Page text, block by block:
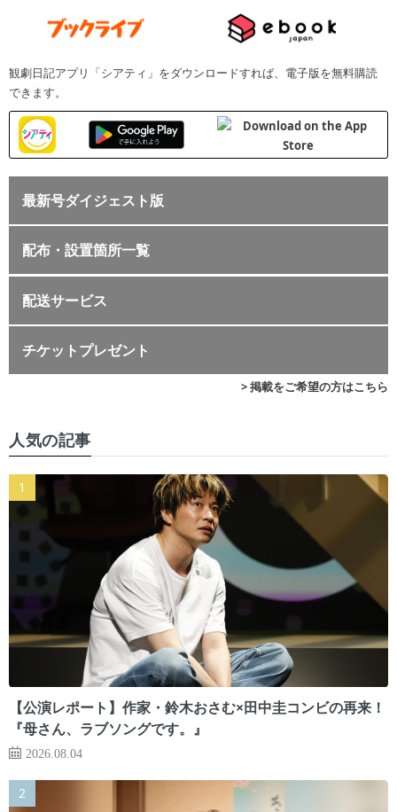
観劇日記アプリ「シアティ」をダウンロードすれば、電子版を無料購読
できます。
最新号ダイジェスト版
配布・設置箇所一覧
配送サービス
チケットプレゼント
> 掲載をご希望の方はこちら
人気の記事
【公演レポート】作家・鈴木おさむ×田中圭コンビの再来！
『母さん、ラブソングです。』
2026.08.04